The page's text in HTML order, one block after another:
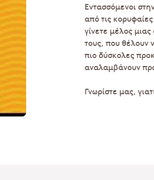
Εντασσόμενοι
από τις
γίνετε μέλος
τους, που θέλουν
πιο δύσκολες
αναλαμβάνουν
Γνωρίστε μας,